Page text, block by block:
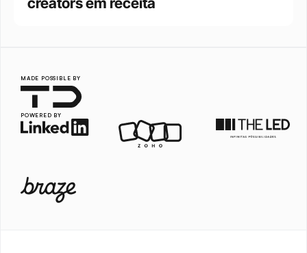
MADE POSSIBLE BY
POWERED BY